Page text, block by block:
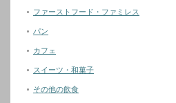
ファーストフード・ファミレス
パン
カフェ
スイーツ・和菓子
その他の飲食